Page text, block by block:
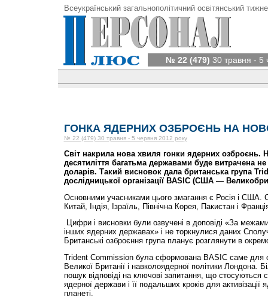
Всеукраїнський загальнополітичний освітянський
№ 22 (479) 30 травня - 5
ГОНКА ЯДЕРНИХ ОЗБРОЄНЬ НА
№ 22 (479) 30 травня - 5 червня 2012 року
Світ накрила нова хвиля гонки ядерних озброєнь.
десятиліття багатьма державами буде витрачена
доларів. Такий висновок дала британська група
дослідницької організації BASIC (США —
Основними учасниками цього змагання є Росія і США.
Китай, Індія, Ізраїль, Північна Корея, Пакистан і
Цифри і висновки були озвучені в доповіді «За
інших ядерних державах» і не торкнулися даних
Британські озброєння група планує розглянути в
Trident Commission була сформована BASIC саме для
Великої Британії і навколоядерної політики Лондона.
пошук відповіді на ключові запитання, що стосуються
ядерної держави і її подальших кроків для активізації
планеті.